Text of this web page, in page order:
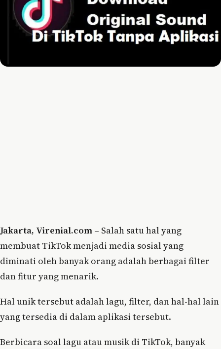
Jakarta, Virenial.com – Salah satu hal yang
membuat TikTok menjadi media sosial yang
diminati oleh banyak orang adalah berbagai filter
dan fitur yang menarik.
Hal unik tersebut adalah lagu, filter, dan hal-hal lain
yang tersedia di dalam aplikasi tersebut.
Berbicara soal lagu atau musik di TikTok, banyak